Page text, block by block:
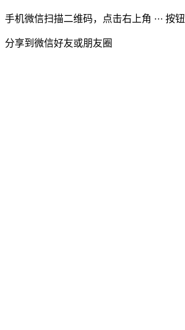
手机微信扫描二维码，点击右上角 ··· 按钮
分享到微信好友或朋友圈